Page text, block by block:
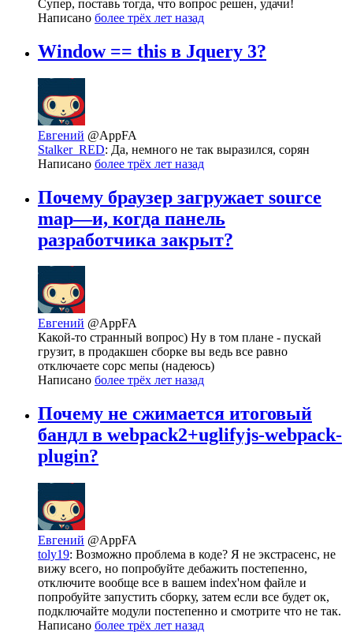
Супер, поставь тогда, что вопрос решен, удачи!
Написано более трёх лет назад
Window == this в Jquery 3?
Евгений @AppFA
Stalker_RED: Да, немного не так выразился, сорян
Написано более трёх лет назад
Почему браузер загружает source
map—и, когда панель
разработчика закрыт?
Евгений @AppFA
Какой-то странный вопрос) Ну в том плане - пускай
грузит, в продакшен сборке вы ведь все равно
отключаете сорс мепы (надеюсь)
Написано более трёх лет назад
Почему не сжимается итоговый
бандл в webpack2+uglifyjs-webpack-
plugin?
Евгений @AppFA
toly19: Возможно проблема в коде? Я не экстрасенс, не
вижу всего, но попробуйте дебажить постепенно,
отключите вообще все в вашем index'ном файле и
попробуйте запустить сборку, затем если все будет ок,
подключайте модули постепенно и смотрите что не так.
Написано более трёх лет назад